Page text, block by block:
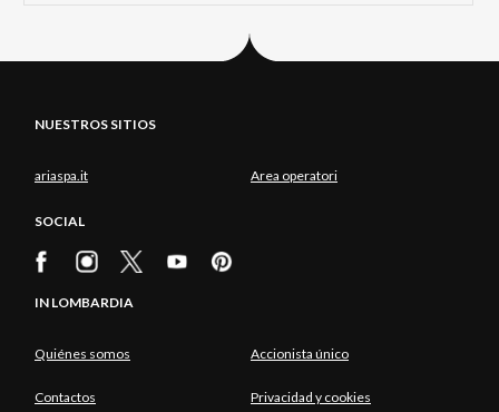
NUESTROS SITIOS
ariaspa.it Area operatori
SOCIAL
IN LOMBARDIA
Quiénes somos Accionista único
Contactos Privacidad y cookies